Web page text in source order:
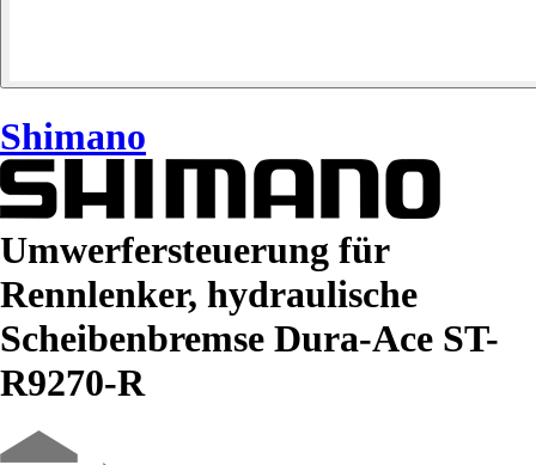
Shimano
Umwerfersteuerung für
Rennlenker, hydraulische
Scheibenbremse Dura-Ace ST-
R9270-R